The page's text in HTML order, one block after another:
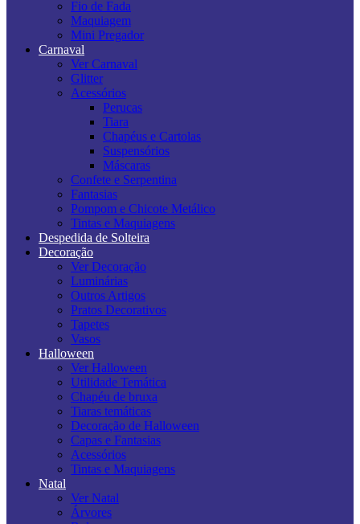
Fio de Fada
Maquiagem
Mini Pregador
Carnaval
Ver Carnaval
Glitter
Acessórios
Perucas
Tiara
Chapéus e Cartolas
Suspensórios
Máscaras
Confete e Serpentina
Fantasias
Pompom e Chicote Metálico
Tintas e Maquiagens
Despedida de Solteira
Decoração
Ver Decoração
Luminárias
Outros Artigos
Pratos Decorativos
Tapetes
Vasos
Halloween
Ver Halloween
Utilidade Temática
Chapéu de bruxa
Tiaras temáticas
Decoração de Halloween
Capas e Fantasias
Acessórios
Tintas e Maquiagens
Natal
Ver Natal
Árvores